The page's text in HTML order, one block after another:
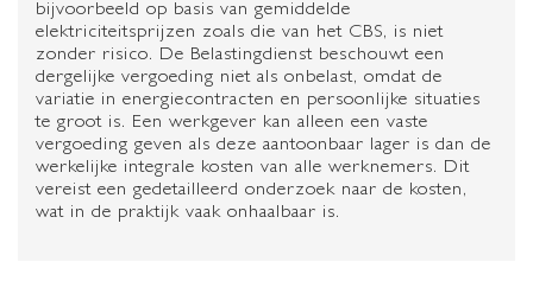
bijvoorbeeld op basis van gemiddelde
elektriciteitsprijzen zoals die van het CBS, is niet
zonder risico. De Belastingdienst beschouwt een
dergelijke vergoeding niet als onbelast, omdat de
variatie in energiecontracten en persoonlijke situaties
te groot is. Een werkgever kan alleen een vaste
vergoeding geven als deze aantoonbaar lager is dan de
werkelijke integrale kosten van alle werknemers. Dit
vereist een gedetailleerd onderzoek naar de kosten,
wat in de praktijk vaak onhaalbaar is.